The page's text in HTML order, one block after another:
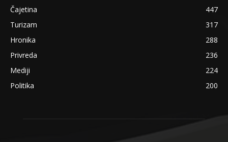
Čajetina
447
Turizam
317
Hronika
288
Privreda
236
Mediji
224
Politika
200